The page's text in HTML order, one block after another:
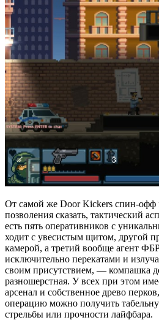
От самой же Door Kickers спин-офф
позволения сказать, тактический
есть пять оперативников с
ходит с увесистым щитом, другой
камерой, а третий вообще агент
исключительно перекатами и
своим присутствием, — компашка
разношерстная. У всех при этом
арсенал и собственное древо
операцию можно получить
стрельбы или прочности лайфбара.